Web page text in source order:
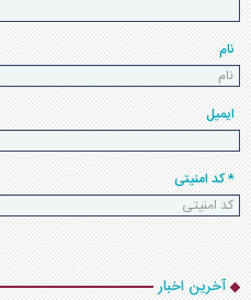
نام
ایمیل
* کد امنیتی
آخرین اخبار